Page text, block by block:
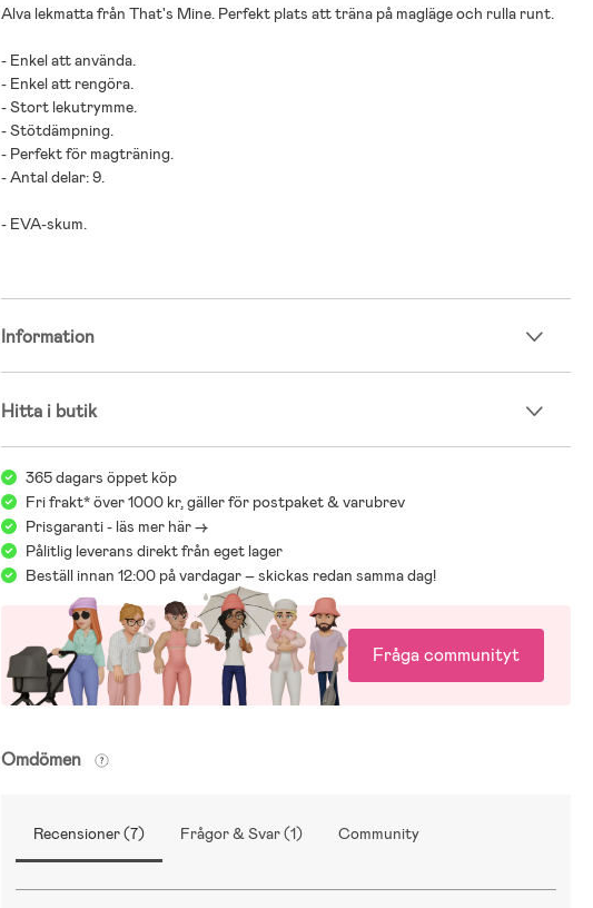
Alva lekmatta från That's Mine. Perfekt plats att träna på magläge och rulla runt.
- Enkel att använda.
- Enkel att rengöra.
- Stort lekutrymme.
- Stötdämpning.
- Perfekt för magträning.
- Antal delar: 9.
- EVA-skum.
Information
Hitta i butik
365 dagars öppet köp
Fri frakt* över 1000 kr, gäller för postpaket & varubrev
Prisgaranti - läs mer här ->
Pålitlig leverans direkt från eget lager
Beställ innan 12:00 på vardagar – skickas redan samma dag!
Fråga communityt
Omdömen
Recensioner (7) Frågor & Svar (1) Community